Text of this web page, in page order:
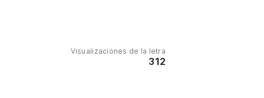
Visualizaciones de la letra
312